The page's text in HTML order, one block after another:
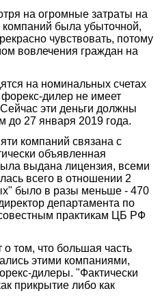
на огромные затраты на
компаний была убыточной,
чувствовать, потому
вовлечения граждан на
на номинальных счетах
дилер не имеет
эти деньги должны
до 27 января 2019 года.
компаний связана с
объявленная
выдана лицензия, всеми
всего в отношении 2
было в разы меньше - 470
департамента по
практикам ЦБ РФ
о том, что большая часть
этими компаниями,
дилеры. "Фактически
прикрытие либо как